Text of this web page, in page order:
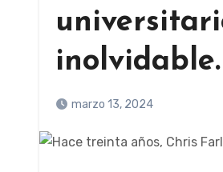
inolvidable.
marzo 13, 2024